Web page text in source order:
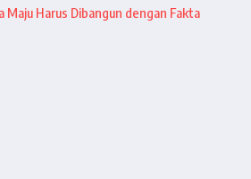
Maju Harus Dibangun dengan Fakta